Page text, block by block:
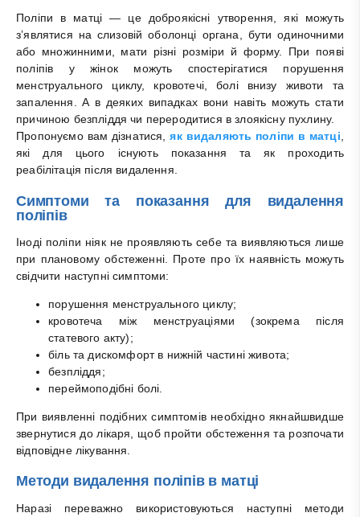
Поліпи в матці — це доброякісні утворення, які можуть
зʼявлятися на слизовій оболонці органа, бути одиночними
або множинними, мати різні розміри й форму. При появі
поліпів у жінок можуть спостерігатися порушення
менструального циклу, кровотечі, болі внизу животи та
запалення. А в деяких випадках вони навіть можуть стати
причиною безпліддя чи переродитися в злоякісну пухлину.
Пропонуємо вам дізнатися,як видаляють поліпи в матці,
які для цього існують показання та як проходить
реабілітація після видалення.
Симптоми та показання для видалення
поліпів
Іноді поліпи ніяк не проявляють себе та виявляються лише
при плановому обстеженні. Проте про їх наявність можуть
свідчити наступні симптоми:
порушення менструального циклу;
кровотеча між менструаціями (зокрема після
статевого акту);
біль та дискомфорт в нижній частині живота;
безпліддя;
переймоподібні болі.
При виявленні подібних симптомів необхідно якнайшвидше
звернутися до лікаря, щоб пройти обстеження та розпочати
відповідне лікування.
Методи видалення поліпів в матці
Наразі переважно використовуються наступні методи